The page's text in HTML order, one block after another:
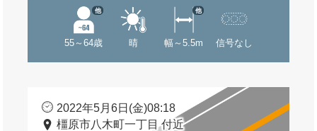
55～64歳
他
晴 幅～5.5m
他
信号なし
2022年5月6日(金)08:18
橿原市八木町一丁目 付近